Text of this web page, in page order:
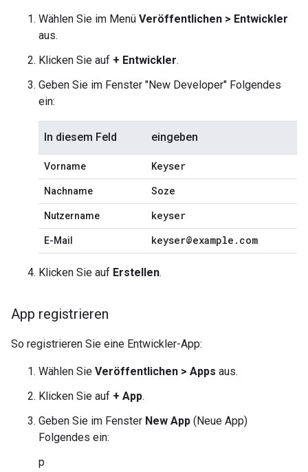
Wählen Sie im Menü Veröffentlichen > Entwickler
aus.
Klicken Sie auf + Entwickler.
Geben Sie im Fenster "New Developer" Folgendes
ein:
In diesem Feld eingeben
Vorname Keyser
Nachname Soze
Nutzername keyser
E-Mail keyser@example . com
Klicken Sie auf Erstellen.
App registrieren
So registrieren Sie eine Entwickler-App:
Wählen Sie Veröffentlichen > Apps aus.
Klicken Sie auf + App.
Geben Sie im Fenster New App (Neue App)
Folgendes ein:
p